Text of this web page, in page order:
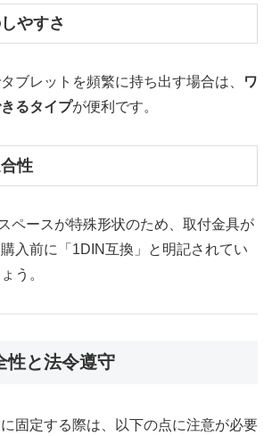
やすさ
ブレットを頻繁に持ち出す場合は、
ワ
るタイプが便利です。
性
ペースが特殊形状のため、取付金具が
入前に「1DIN互換」と明記されてい
う。
性と法令遵守
固定する際は、以下の点に注意が必要